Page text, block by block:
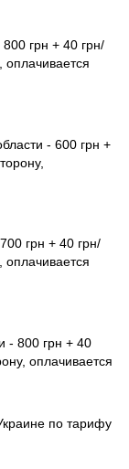
грн + 40 грн/
оплачивается
- 600 грн +
грн + 40 грн/
оплачивается
- 800 грн + 40
оплачивается
по тарифу